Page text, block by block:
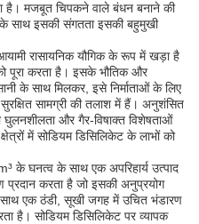
है। मजबूत चिपकने वाले बंधन बनाने की
के साथ इसकी संगतता इसकी बहुमुखी
रासायनिक यौगिक के रूप में खड़ा है
पूरा करता है। इसके भौतिक और
के साथ मिलकर, इसे निर्माताओं के लिए
सामग्री की तलाश में हैं। अनुशंसित
और गैर-विषाक्त विशेषताओं
में सोडियम डिसिलिकेट के लाभों को
के घनत्व के साथ एक अपरिहार्य उत्पाद
प्रदान करता है जो इसकी अनुप्रयोग
एक ठंडी, सूखी जगह में उचित भंडारण
है। सोडियम डिसिलिकेट पर व्यापक